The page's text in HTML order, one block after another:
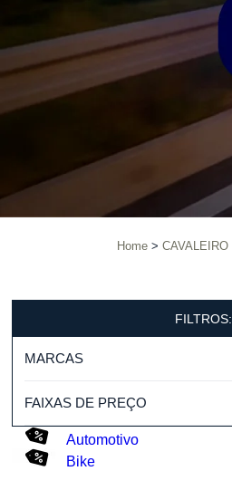
Home CAVALEIRO
FILTROS:
MARCAS
FAIXAS DE PREÇO
Automotivo
Bike